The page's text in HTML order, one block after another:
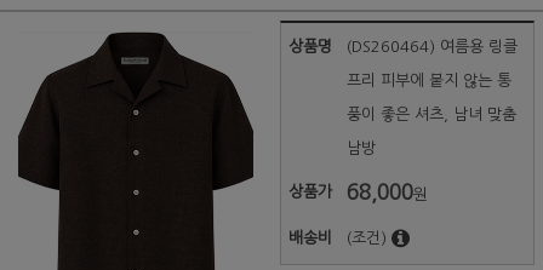
상품명 (DS260464) 여름용 링클
프리 피부에 붙지 않는 통
풍이 좋은 셔츠, 남녀 맞춤
남방
상품가 68,000원
배송비 (조건)